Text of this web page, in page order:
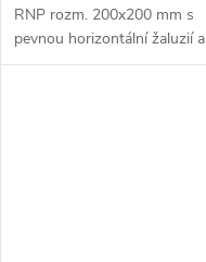
RNP rozm. 200x200 mm s
pevnou horizontální žaluzií a
posuvnou vertikální žaluzií...